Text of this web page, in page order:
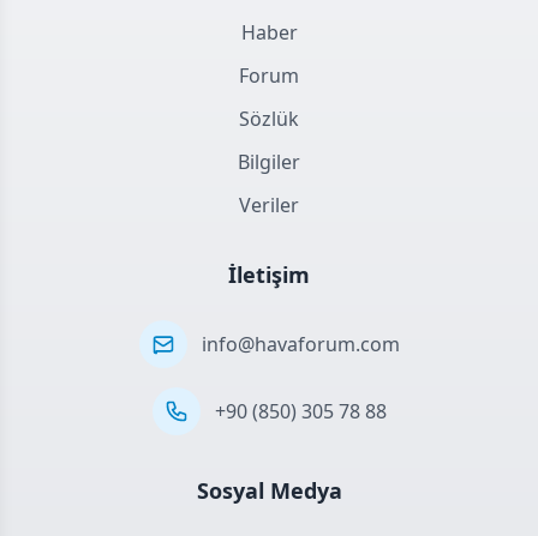
Haber
Forum
Sözlük
Bilgiler
Veriler
İletişim
info@havaforum.com
+90 (850) 305 78 88
Sosyal Medya